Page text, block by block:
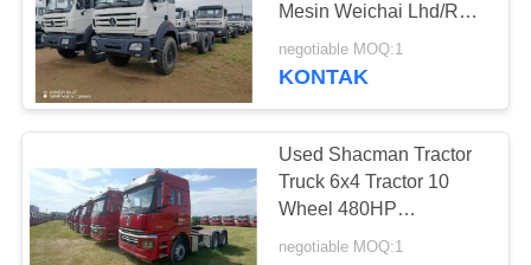
Truk kargo bekas
Mesin Weichai Lhd/Rhd
Harga Afrika
negotiable MOQ:1
KONTAK
Used Shacman Tractor
Truck 6x4 Tractor 10
Wheel 480HP
LHD/RHD Africa PRICE
negotiable MOQ:1